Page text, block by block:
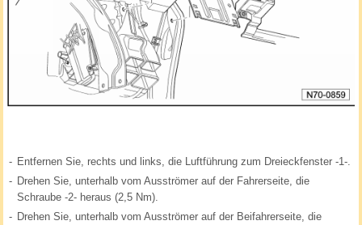
- Entfernen Sie, rechts und links, die Luftführung zum Dreieckfenster -1-.
- Drehen Sie, unterhalb vom Ausströmer auf der Fahrerseite, die
Schraube -2- heraus (2,5 Nm).
- Drehen Sie, unterhalb vom Ausströmer auf der Beifahrerseite, die